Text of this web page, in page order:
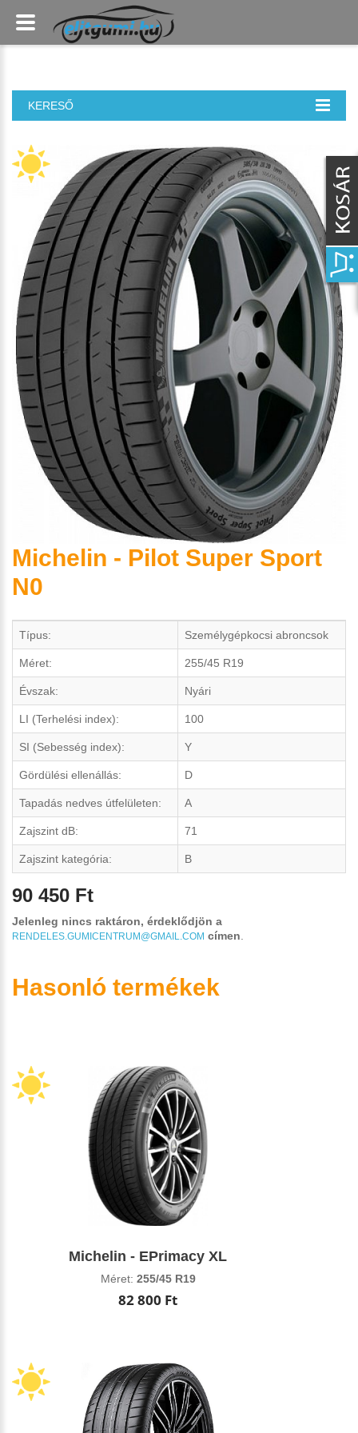
KERESŐ
Michelin - Pilot Super Sport
N0
Típus: Személygépkocsi abroncsok
Méret: 255/45 R19
Évszak: Nyári
LI (Terhelési index): 100
SI (Sebesség index): Y
Gördülési ellenállás: D
Tapadás nedves útfelületen: A
Zajszint dB: 71
Zajszint kategória: B
90 450 Ft
Jelenleg nincs raktáron, érdeklődjön a
RENDELES.GUMICENTRUM@GMAIL.COM címen
Hasonló termékek
Michelin - EPrimacy XL
Méret: 255/45 R19
82 800 Ft